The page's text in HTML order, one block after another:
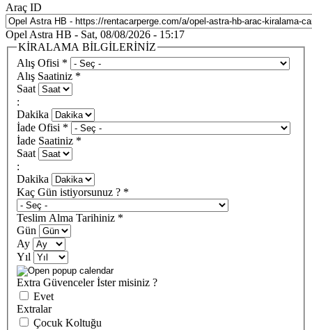
Araç ID
Opel Astra HB - Sat, 08/08/2026 - 15:17
KİRALAMA BİLGİLERİNİZ
Alış Ofisi *
Alış Saatiniz *
Saat
:
Dakika
İade Ofisi *
İade Saatiniz *
Saat
:
Dakika
Kaç Gün istiyorsunuz ? *
Teslim Alma Tarihiniz *
Gün
Ay
Yıl
Extra Güvenceler İster misiniz ?
Evet
Extralar
Çocuk Koltuğu